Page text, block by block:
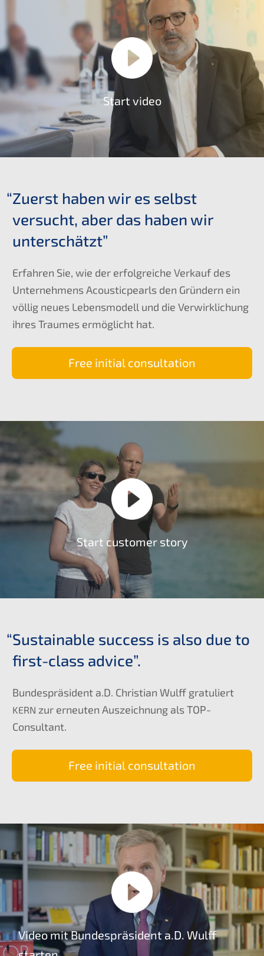
Start video
“Zuerst haben wir es selbst
versucht, aber das haben wir
unterschätzt”
Erfah­ren Sie, wie der erfolg­rei­che Verkauf des
Unter­neh­mens Acoustic­pearls den Gründern ein
völlig neues Lebens­mo­dell und die Verwirk­li­chung
ihres Traumes ermög­licht hat.
Free initi­al consultation
Start custo­mer story
“Sustainable success is also due to
first-class advice”.
Bundes­prä­si­dent a.D. Chris­ti­an Wulff gratu­liert
KERN zur erneu­ten Auszeich­nung als TOP-
Consultant.
Free initi­al consultation
Video mit Bundes­prä­si­dent a.D. Wulff